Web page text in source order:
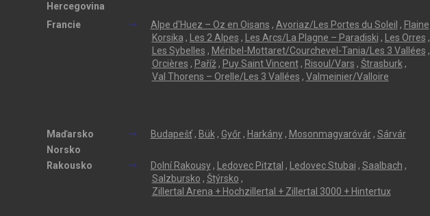
Hercegovina
Francie
Alpe d'Huez – Oz en Oisans , Avoriaz/Les Portes du Soleil , Flaine
Korsika , Les 2 Alpes , Les Arcs/La Plagne – Paradiski , Les Orres ,
Les Sybelles , Méribel-Mottaret/Courchevel-Tania/Les 3 Vallées ,
Orcières , Paříž , Puy Saint Vincent, Risoul/Vars , Štrasburk ,
Val Thorens – Orelle/Les 3 Vallées , Valmeinier/Valloire
Maďarsko
Budapešť, Bük , Győr, Harkány, Mosonmagyaróvár, Sárvár
Norsko
Rakousko
Dolní Rakousy, Ledovec Pitztal , Ledovec Stubai , Saalbach ,
Salzbursko , Štýrsko ,
Zillertal Arena + Hochzillertal + Zillertal 3000 + Hintertux